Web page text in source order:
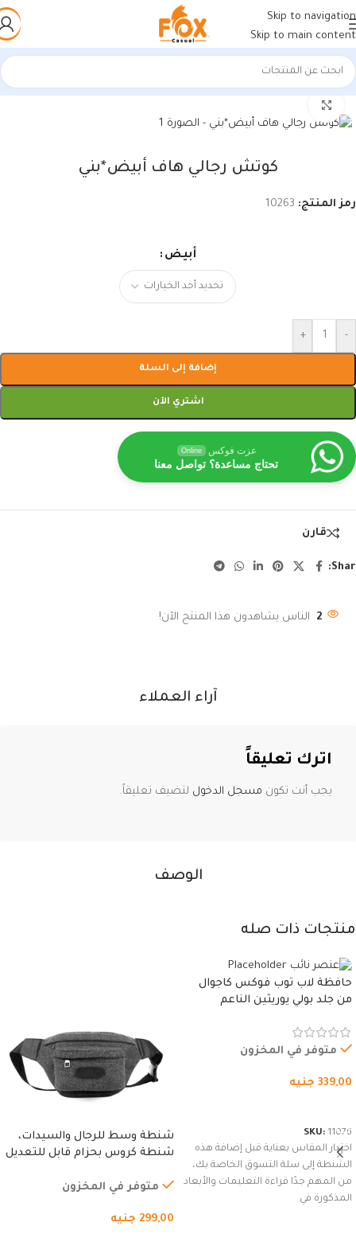
Skip to navigation
Skip to main content
الرئيسية/أحذية رجالي/كوتشي رجالي
كوتش رجالي هاف أبيض*بني
رمز المنتج: 10263
أبيض
-
+
إضافة إلى السلة
اشتري الآن
عزت فوكس Online
تحتاج مساعدة؟ تواصل معنا
قارن
2 الناس يشاهدون هذا المنتج الآن!
الوصف
آراء العملاء
اترك تعليقاً
يجب أنت تكون مسجل الدخول لتضيف تعليقاً.
منتجات ذات صله
حافظة لاب توب فوكس كاجوال
من جلد بولي يوريثين الناعم
وسوستة.
متوفر في المخزون
339,00 جنيه
SKU: 11076
اختيار المقاس بعناية قبل إضافة هذه
الشنطة إلى سلة التسوق الخاصة بك،
من المهم جدًا قراءة التعليمات والأبعاد
المذكورة في
شنطة وسط للرجال والسيدات،
شنطة كروس بحزام قابل للتعديل
السفر، الجري العادي، المشي
(رمادي)
متوفر في المخزون
299,00 جنيه